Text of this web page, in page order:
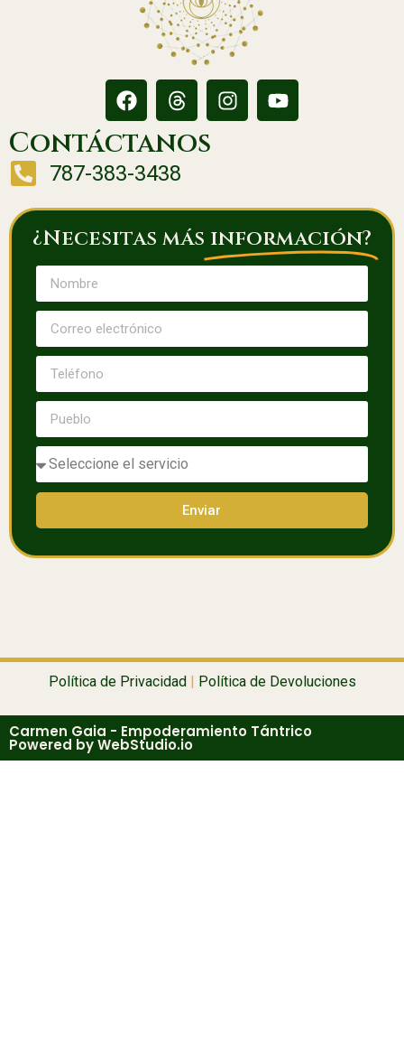
Contáctanos
787-383-3438
¿Necesitas más información?
Enviar
Política de Privacidad Política de Devoluciones
Carmen Gaia - Empoderamiento Tántrico
Powered by WebStudio.io